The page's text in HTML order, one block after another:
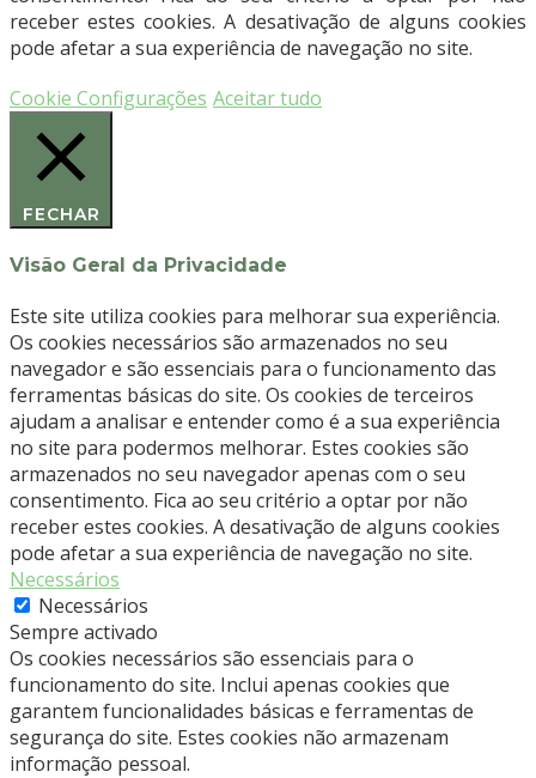
5,0
mm
-
MEISINGER
receber estes cookies. A desativação de alguns cookies
pode afetar a sua experiência de navegação no site.
Cookie Configurações Aceitar tudo
FECHAR
Visão Geral da Privacidade
Este site utiliza cookies para melhorar sua experiência.
Os cookies necessários são armazenados no seu
navegador e são essenciais para o funcionamento das
ferramentas básicas do site. Os cookies de terceiros
ajudam a analisar e entender como é a sua experiência
no site para podermos melhorar. Estes cookies são
armazenados no seu navegador apenas com o seu
consentimento. Fica ao seu critério a optar por não
receber estes cookies. A desativação de alguns cookies
pode afetar a sua experiência de navegação no site.
Necessários
Necessários
Sempre activado
Os cookies necessários são essenciais para o
funcionamento do site. Inclui apenas cookies que
garantem funcionalidades básicas e ferramentas de
segurança do site. Estes cookies não armazenam
informação pessoal.